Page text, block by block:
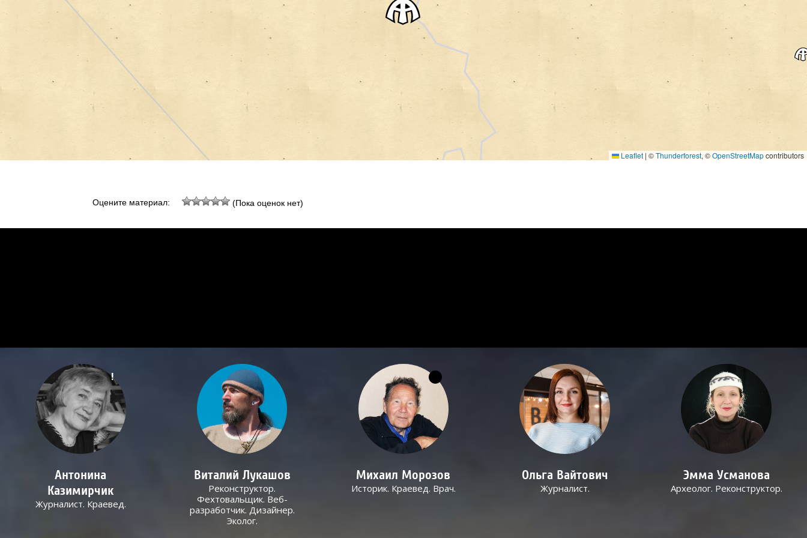
Leaflet | ©Thunderforest, ©OpenStreetMapcontributors
Оцените материал: (Пока оценок нет)
!
Антонина
Казимирчик
Журналист. Краевед.
Виталий Лукашов
Реконструктор.
Фехтовальщик. Веб-
разработчик. Дизайнер.
Эколог.
Михаил Морозов
Историк. Краевед. Врач.
Ольга Вайтович
Журналист.
Эмма Усманова
Археолог. Реконструктор.